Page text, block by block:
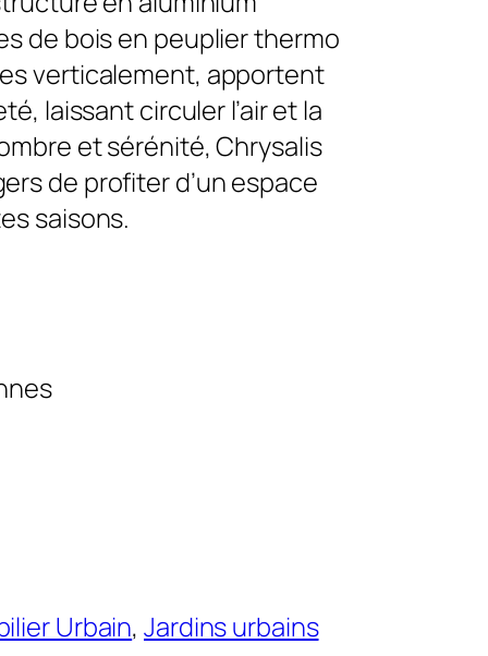
de bois en peuplier thermo
verticalement, apportent
laissant circuler l’air et la
et sérénité, Chrysalis
de profiter d’un espace
saisons.
Urbain, Jardins urbains